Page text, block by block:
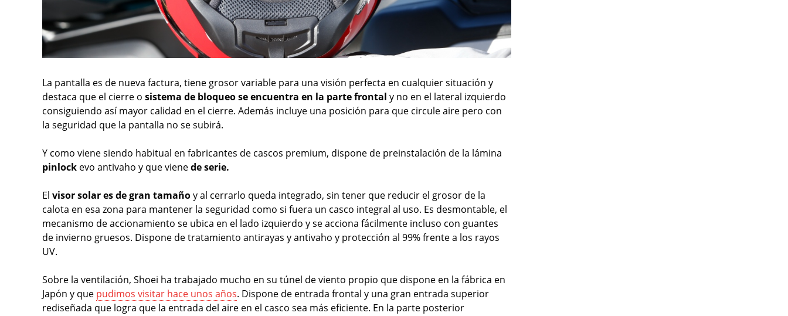
La pantalla es de nueva factura, tiene grosor variable para una visión perfecta en cualquier situación y
destaca que el cierre o sistema de bloqueo se encuentra en la parte frontal y no en el lateral izquierdo
consiguiendo así mayor calidad en el cierre. Además incluye una posición para que circule aire pero con
la seguridad que la pantalla no se subirá.
Y como viene siendo habitual en fabricantes de cascos premium, dispone de preinstalación de la lámina
pinlock evo antivaho y que vienede serie.
El visor solar es de gran tamañoy al cerrarlo queda integrado, sin tener que reducir el grosor de la
calota en esa zona para mantener la seguridad como si fuera un casco integral al uso. Es desmontable, el
mecanismo de accionamiento se ubica en el lado izquierdo y se acciona fácilmente incluso con guantes
de invierno gruesos. Dispone de tratamiento antirayas y antivaho y protección al 99% frente a los rayos
UV.
Sobre la ventilación, Shoei ha trabajado mucho en su túnel de viento propio que dispone en la fábrica en
Japón y que pudimos visitar hace unos años. Dispone de entrada frontal y una gran entrada superior
rediseñada que logra que la entrada del aire en el casco sea más eficiente. En la parte posterior